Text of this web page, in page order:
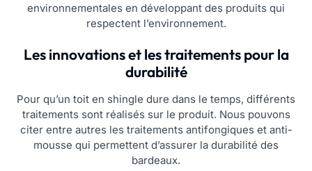
environnementales en développant des produits qui
respectent l’environnement.
Les innovations et les traitements pour la
durabilité
Pour qu’un toit en shingle dure dans le temps, différents
traitements sont réalisés sur le produit. Nous pouvons
citer entre autres les traitements antifongiques et anti-
mousse qui permettent d’assurer la durabilité des
bardeaux.